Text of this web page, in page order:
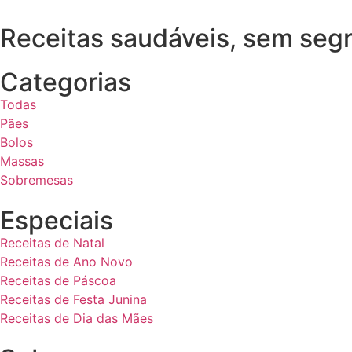
Receitas saudáveis, sem
Categorias
Todas
Pães
Bolos
Massas
Sobremesas
Especiais
Receitas de Natal
Receitas de Ano Novo
Receitas de Páscoa
Receitas de Festa Junina
Receitas de Dia das Mães